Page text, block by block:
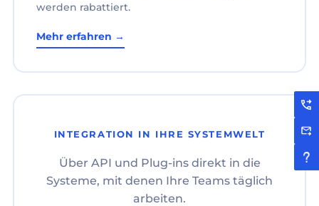
werden rabattiert.
Mehr erfahren →
INTEGRATION IN IHRE SYSTEMWELT
Über API und Plug-ins direkt in die
Systeme, mit denen Ihre Teams täglich
arbeiten.